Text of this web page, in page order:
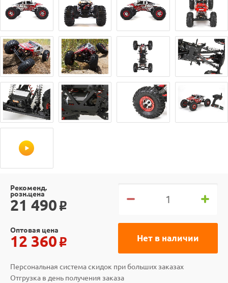
Рекоменд.
розн.цена
21 490 o
Нет в наличии
Оптовая цена
12 360 o
Персональная система скидок при больших заказах
Отгрузка в день получения заказа